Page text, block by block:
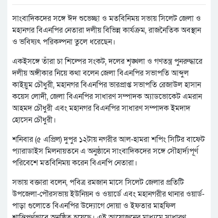
সাংবাদিকদের সঙ্গে ঈদ শুভেচ্ছা ও মতবিনিময় সভায় সিলেট জেলা ও
মহানগর বিএনপির নেতারা দলীয় বিভিন্ন কার্যক্রম, রাজনৈতিক অবস্থান
ও ভবিষ্যৎ পরিকল্পনা তুলে ধরেছেন।
একইসঙ্গে তাঁরা চা শিল্পের সংকট, দলের শৃঙ্খলা ও গণতন্ত্র পুনরুদ্ধারে
দলীয় অঙ্গীকার নিয়ে কথা বলেন জেলা বিএনপির সভাপতি আব্দুল
কাইয়ুম চৌধুরী, মহানগর বিএনপির ভারপ্রাপ্ত সভাপতি রেজাউল হাসান
কয়েস লোদী, জেলা বিএনপির সাধারণ সম্পাদক অ্যাডভোকেট এমরান
আহমদ চৌধুরী এবং মহানগর বিএনপির সাধারণ সম্পাদক ইমদাদ
হোসেন চৌধুরী।
শনিবার (৫ এপ্রিল) দুপুর ১২টায় নগরীর আল-হামরা শপিং সিটির বাফেট
প্যারাডাইস মিলনায়তনে এ অনুষ্ঠানে সাংবাদিকদের সঙ্গে সৌহার্দ্যপূর্ণ
পরিবেশে মতবিনিময় করেন বিএনপি নেতারা।
সভায় বক্তারা বলেন, পবিত্র রমজান মাসে সিলেট জেলার প্রতিটি
উপজেলা-পৌরসভায় ইউনিয়ন ও ওয়ার্ডে এবং মহানগরীর থানার ওয়ার্ড-
পাড়া গুলোতে বিএনপির উদ্যোগে দোয়া ও ইফতার মাহফিল